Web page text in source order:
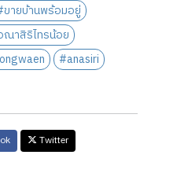
ายบ้านพร้อมอยู่
าสิริไทรน้อย
#anasiri
Twitter